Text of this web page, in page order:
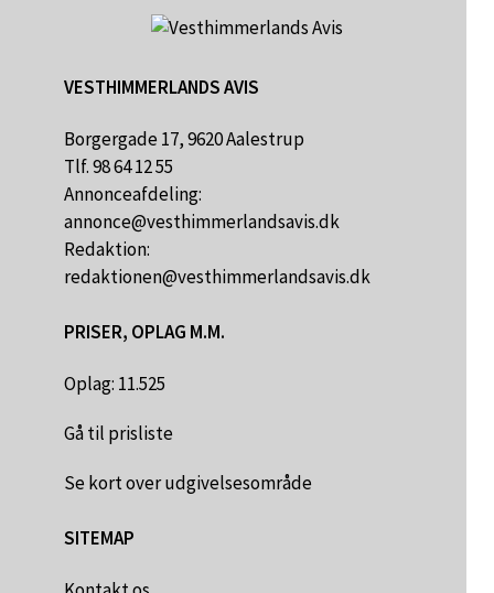
VESTHIMMERLANDS AVIS
Borgergade 17, 9620 Aalestrup
Tlf. 98 64 12 55
Annonceafdeling:
annonce@vesthimmerlandsavis.dk
Redaktion:
redaktionen@vesthimmerlandsavis.dk
PRISER, OPLAG M.M.
Oplag: 11.525
Gå til prisliste
Se kort over udgivelsesområde
SITEMAP